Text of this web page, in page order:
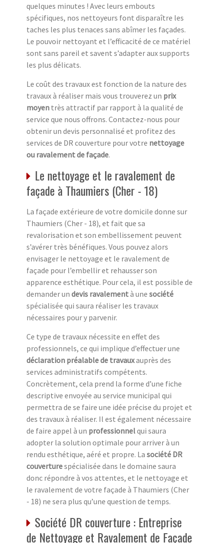
quelques minutes ! Avec leurs embouts
spécifiques, nos nettoyeurs font disparaître les
taches les plus tenaces sans abîmer les façades.
Le pouvoir nettoyant et l’efficacité de ce matériel
sont sans pareil et savent s’adapter aux supports
les plus délicats.
Le coût des travaux est fonction de la nature des
travaux à réaliser mais vous trouverez un prix
moyen très attractif par rapport à la qualité de
service que nous offrons. Contactez-nous pour
obtenir un devis personnalisé et profitez des
services de DR couverture pour votre nettoyage
ou ravalement de façade.
Le nettoyage et le ravalement de
façade à Thaumiers (Cher - 18)
La façade extérieure de votre domicile donne sur
Thaumiers (Cher - 18), et fait que sa
revalorisation et son embellissement peuvent
s’avérer très bénéfiques. Vous pouvez alors
envisager le nettoyage et le ravalement de
façade pour l’embellir et rehausser son
apparence esthétique. Pour cela, il est possible de
demander un devis ravalementà une société
spécialisée qui saura réaliser les travaux
nécessaires pour y parvenir.
Ce type de travaux nécessite en effet des
professionnels, ce qui implique d’effectuer une
déclaration préalable de travauxauprès des
services administratifs compétents.
Concrètement, cela prend la forme d’une fiche
descriptive envoyée au service municipal qui
permettra de se faire une idée précise du projet et
des travaux à réaliser. Il est également nécessaire
de faire appel à un professionnelqui saura
adopter la solution optimale pour arriver à un
rendu esthétique, aéré et propre. La société DR
couverturespécialisée dans le domaine saura
donc répondre à vos attentes, et le nettoyage et
le ravalement de votre façade à Thaumiers (Cher
- 18) ne sera plus qu’une question de temps.
Société DR couverture : Entreprise
de Nettoyage et Ravalement de Façade